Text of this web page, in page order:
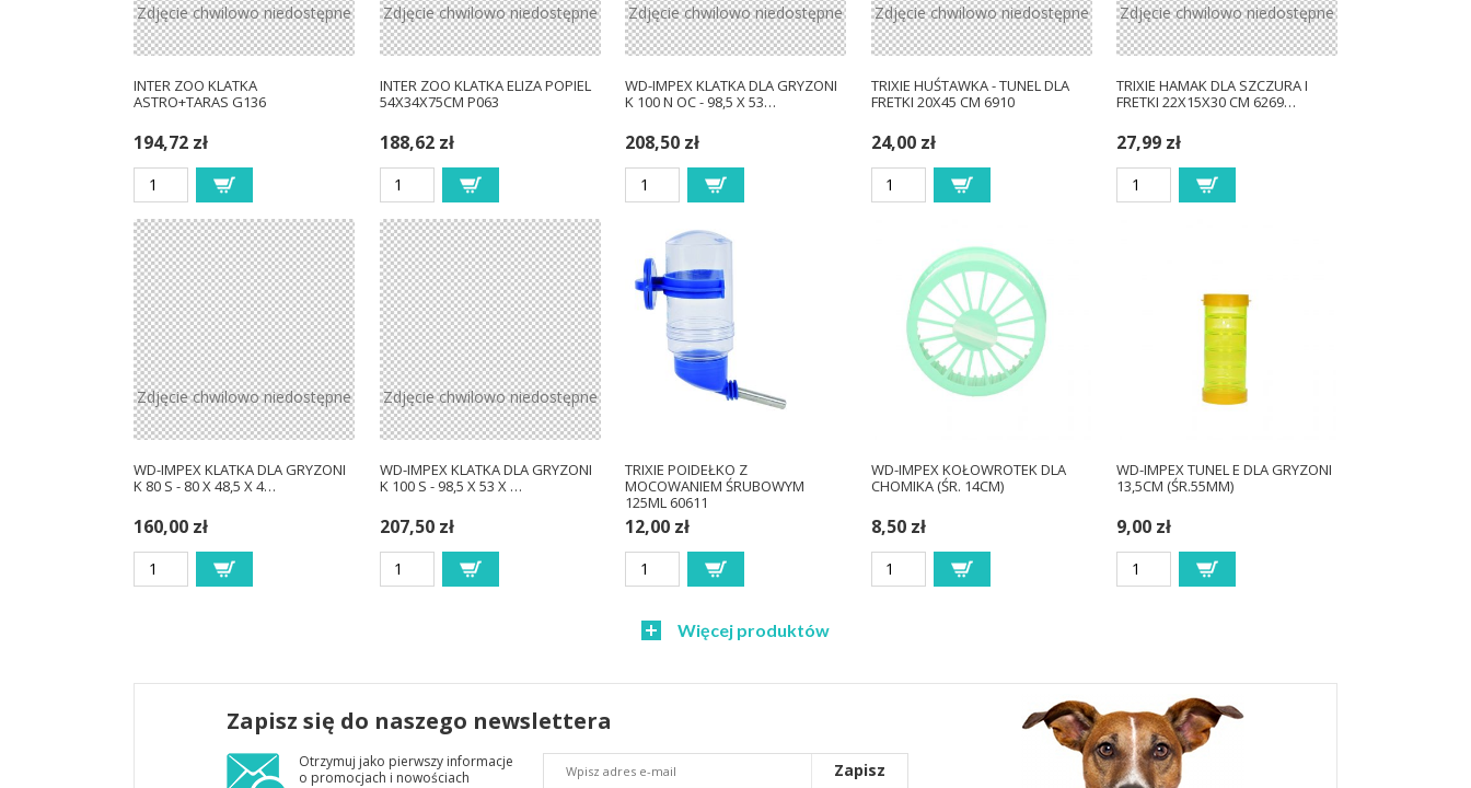
Zdjęcie chwilowo niedostępne
INTER ZOO KLATKA
ASTRO+TARAS G136
194,72 zł
Zdjęcie chwilowo niedostępne
INTER ZOO KLATKA ELIZA POPIEL
54X34X75CM P063
188,62 zł
Zdjęcie chwilowo niedostępne
WD-IMPEX KLATKA DLA GRYZONI
K 100 N OC - 98,5 X 53…
208,50 zł
Zdjęcie chwilowo niedostępne
TRIXIE HUŚTAWKA - TUNEL DLA
FRETKI 20X45 CM 6910
24,00 zł
Zdjęcie chwilowo niedostępne
TRIXIE HAMAK DLA SZCZURA I
FRETKI 22X15X30 CM 6269…
27,99 zł
Zdjęcie chwilowo niedostępne
WD-IMPEX KLATKA DLA GRYZONI
K 80 S - 80 X 48,5 X 4…
160,00 zł
Zdjęcie chwilowo niedostępne
WD-IMPEX KLATKA DLA GRYZONI
K 100 S - 98,5 X 53 X …
207,50 zł
TRIXIE POIDEŁKO Z
MOCOWANIEM ŚRUBOWYM
125ML 60611
12,00 zł
WD-IMPEX KOŁOWROTEK DLA
CHOMIKA (ŚR. 14CM)
8,50 zł
WD-IMPEX TUNEL E DLA GRYZONI
13,5CM (ŚR.55MM)
9,00 zł
Więcej produktów
Zapisz się do naszego newslettera
Otrzymuj jako pierwszy informacje
o promocjach i nowościach
Zapisz